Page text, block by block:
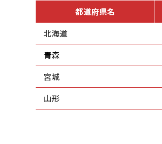
都道府県名
北海道
青森
宮城
山形